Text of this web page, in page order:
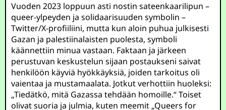
Vuoden 2023 loppuun asti nostin sateenkaarilipun –
queer-ylpeyden ja solidaarisuuden symbolin –
Twitter/X-profiiliini, mutta kun aloin puhua julkisesti
Gazan ja palestiinalaisten puolesta, symboli
käännettiin minua vastaan. Faktaan ja järkeen
perustuvan keskustelun sijaan postaukseni saivat
henkilöön käyviä hyökkäyksiä, joiden tarkoitus oli
vaientaa ja mustamaalata. Jotkut verhottiin huoleksi:
„Tiedätkö, mitä Gazassa tehdään homoille.“ Toiset
olivat suoria ja julmia, kuten meemit „Queers for